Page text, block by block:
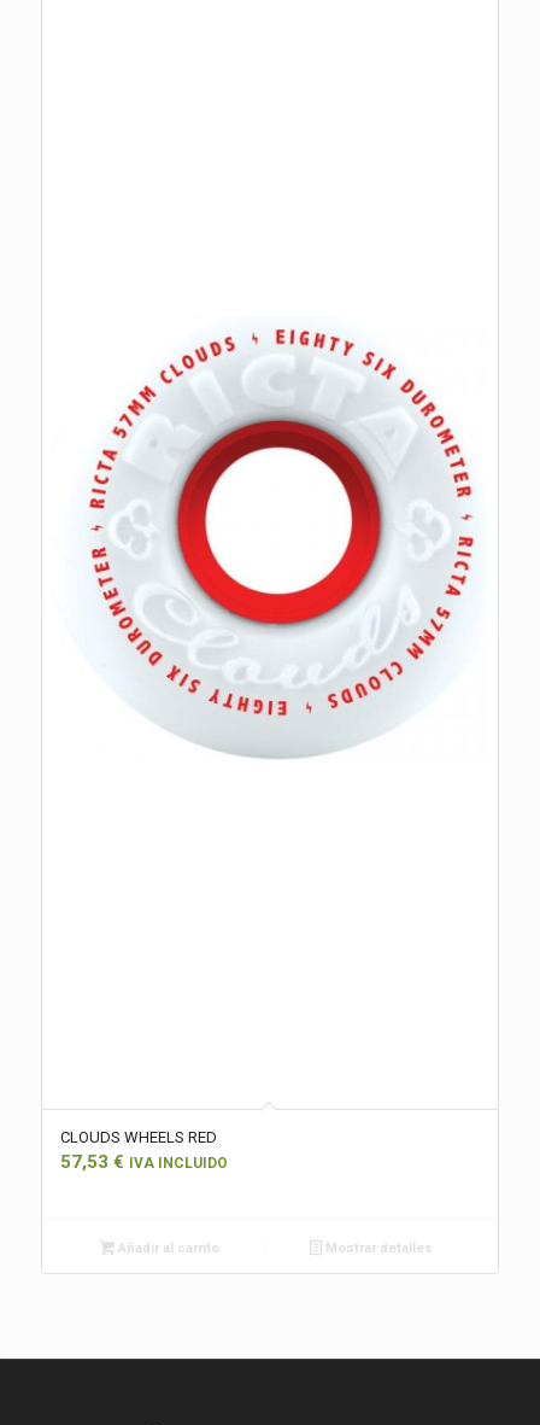
CLOUDS WHEELS RED
57,53 € IVA INCLUIDO
Añadir al carrito Mostrar detalles